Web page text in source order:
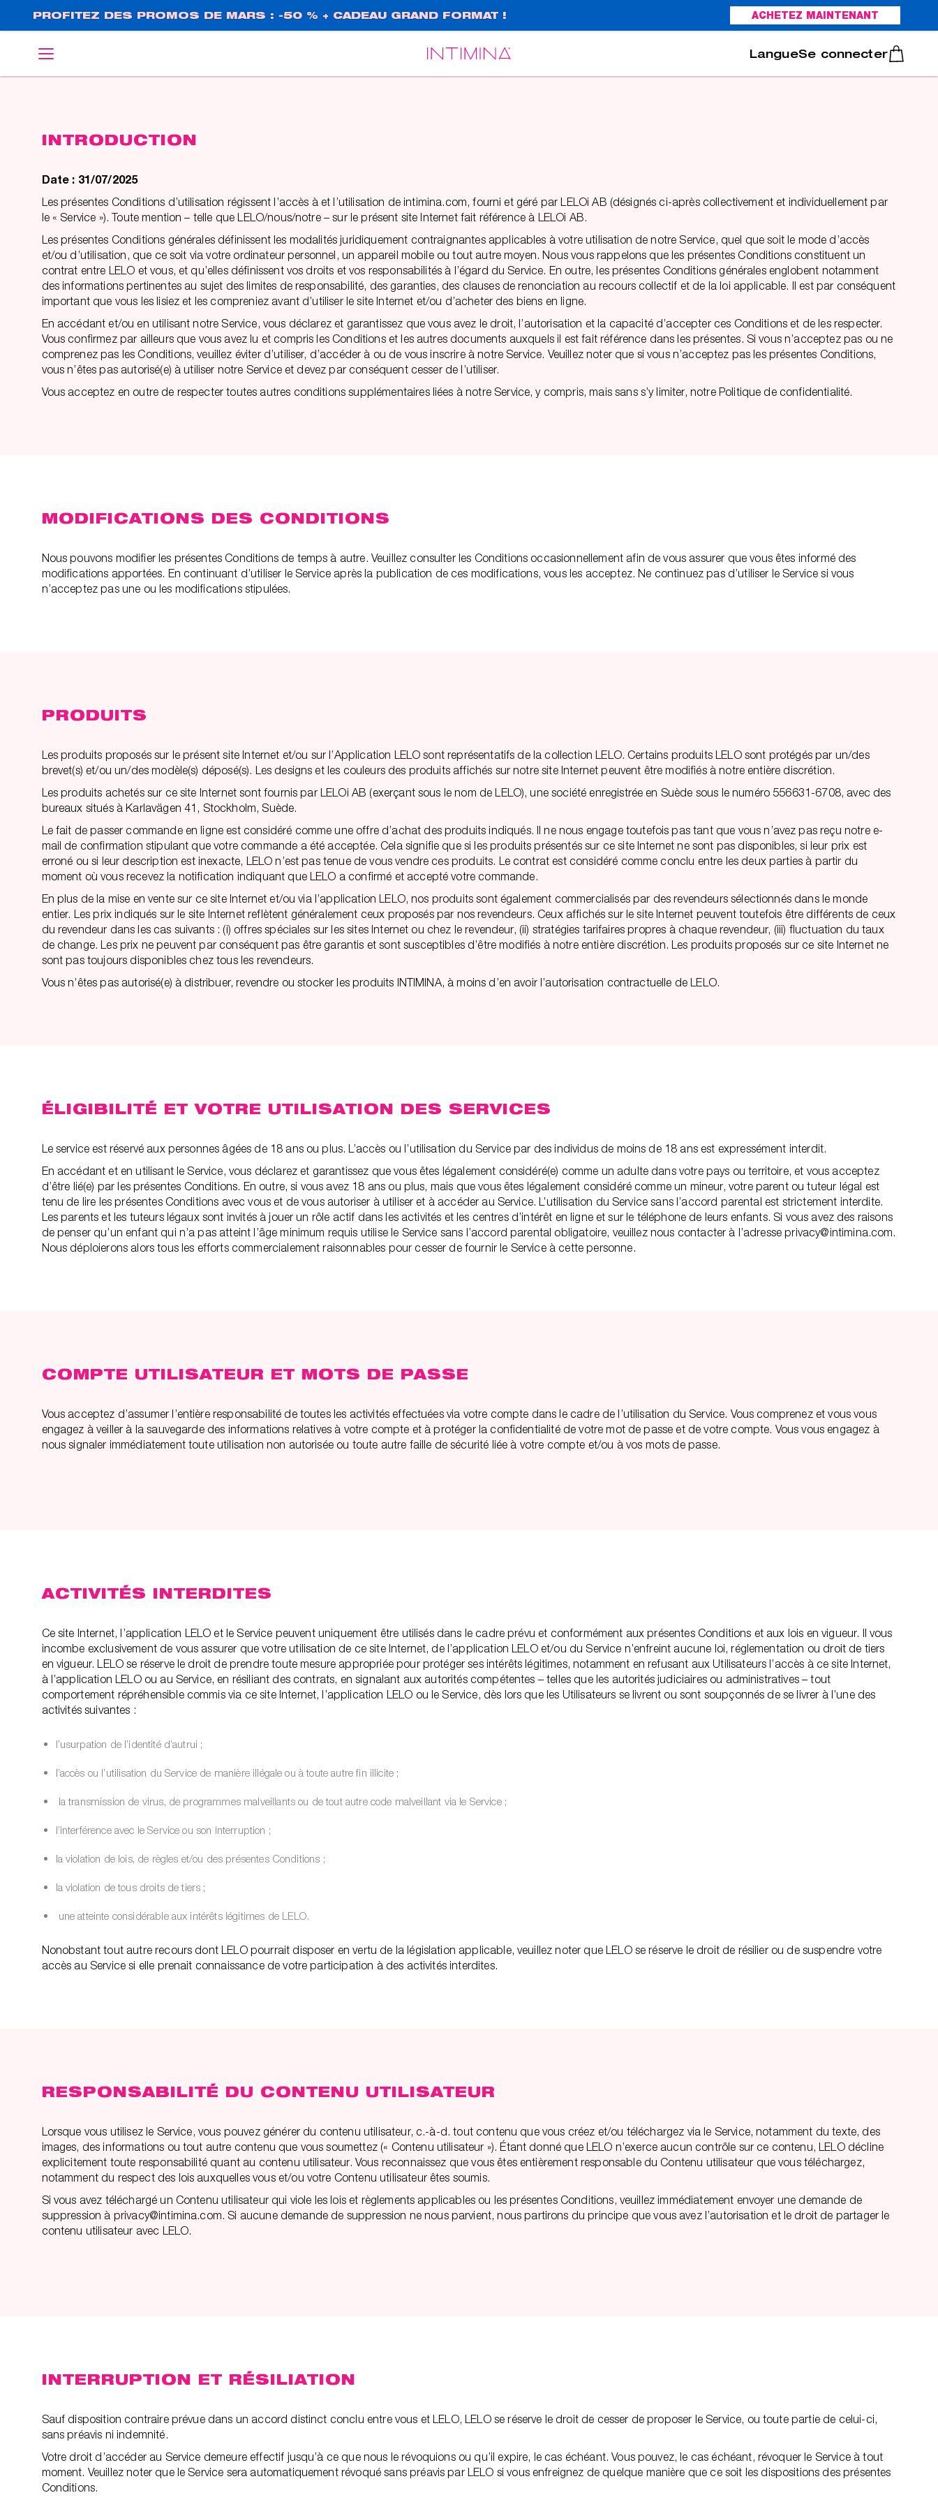
principal
PROFITEZ DES PROMOS DE MARS : -50 % + CADEAU GRAND FORMAT ! ACHETEZ MAINTENANT
English Português
Se connecter
INTRODUCTION
Date : 31/07/2025
Les présentes Conditions d’utilisation régissent l’accès à et l’utilisation de intimina.com, fourni et géré par LELOi AB (désignés ci-après collectivement et individuellement par
le « Service »). Toute mention – telle que LELO/nous/notre – sur le présent site Internet fait référence à LELOi AB.
Les présentes Conditions générales définissent les modalités juridiquement contraignantes applicables à votre utilisation de notre Service, quel que soit le mode d’accès
et/ou d’utilisation, que ce soit via votre ordinateur personnel, un appareil mobile ou tout autre moyen. Nous vous rappelons que les présentes Conditions constituent un
contrat entre LELO et vous, et qu’elles définissent vos droits et vos responsabilités à l’égard du Service. En outre, les présentes Conditions générales englobent notamment
des informations pertinentes au sujet des limites de responsabilité, des garanties, des clauses de renonciation au recours collectif et de la loi applicable. Il est par conséquent
important que vous les lisiez et les compreniez avant d’utiliser le site Internet et/ou d’acheter des biens en ligne.
En accédant et/ou en utilisant notre Service, vous déclarez et garantissez que vous avez le droit, l’autorisation et la capacité d’accepter ces Conditions et de les respecter.
Vous confirmez par ailleurs que vous avez lu et compris les Conditions et les autres documents auxquels il est fait référence dans les présentes. Si vous n’acceptez pas ou ne
comprenez pas les Conditions, veuillez éviter d’utiliser, d’accéder à ou de vous inscrire à notre Service. Veuillez noter que si vous n’acceptez pas les présentes Conditions,
vous n’êtes pas autorisé(e) à utiliser notre Service et devez par conséquent cesser de l’utiliser.
Vous acceptez en outre de respecter toutes autres conditions supplémentaires liées à notre Service, y compris, mais sans s’y limiter, notre Politique de confidentialité.
MODIFICATIONS DES CONDITIONS
Nous pouvons modifier les présentes Conditions de temps à autre. Veuillez consulter les Conditions occasionnellement afin de vous assurer que vous êtes informé des
modifications apportées. En continuant d’utiliser le Service après la publication de ces modifications, vous les acceptez. Ne continuez pas d’utiliser le Service si vous
n’acceptez pas une ou les modifications stipulées.
PRODUITS
Les produits proposés sur le présent site Internet et/ou sur l’Application LELO sont représentatifs de la collection LELO. Certains produits LELO sont protégés par un/des
brevet(s) et/ou un/des modèle(s) déposé(s). Les designs et les couleurs des produits affichés sur notre site Internet peuvent être modifiés à notre entière discrétion.
Les produits achetés sur ce site Internet sont fournis par LELOi AB (exerçant sous le nom de LELO), une société enregistrée en Suède sous le numéro 556631-6708, avec des
bureaux situés à Karlavägen 41, Stockholm, Suède.
Le fait de passer commande en ligne est considéré comme une offre d’achat des produits indiqués. Il ne nous engage toutefois pas tant que vous n’avez pas reçu notre e-
mail de confirmation stipulant que votre commande a été acceptée. Cela signifie que si les produits présentés sur ce site Internet ne sont pas disponibles, si leur prix est
erroné ou si leur description est inexacte, LELO n’est pas tenue de vous vendre ces produits. Le contrat est considéré comme conclu entre les deux parties à partir du
moment où vous recevez la notification indiquant que LELO a confirmé et accepté votre commande.
En plus de la mise en vente sur ce site Internet et/ou via l’application LELO, nos produits sont également commercialisés par des revendeurs sélectionnés dans le monde
entier. Les prix indiqués sur le site Internet reflètent généralement ceux proposés par nos revendeurs. Ceux affichés sur le site Internet peuvent toutefois être différents de ceux
du revendeur dans les cas suivants : (i) offres spéciales sur les sites Internet ou chez le revendeur, (ii) stratégies tarifaires propres à chaque revendeur, (iii) fluctuation du taux
de change. Les prix ne peuvent par conséquent pas être garantis et sont susceptibles d’être modifiés à notre entière discrétion. Les produits proposés sur ce site Internet ne
sont pas toujours disponibles chez tous les revendeurs.
Vous n’êtes pas autorisé(e) à distribuer, revendre ou stocker les produits INTIMINA, à moins d’en avoir l’autorisation contractuelle de LELO.
ÉLIGIBILITÉ ET VOTRE UTILISATION DES SERVICES
Le service est réservé aux personnes âgées de 18 ans ou plus. L’accès ou l’utilisation du Service par des individus de moins de 18 ans est expressément interdit.
En accédant et en utilisant le Service, vous déclarez et garantissez que vous êtes légalement considéré(e) comme un adulte dans votre pays ou territoire, et vous acceptez
d’être lié(e) par les présentes Conditions. En outre, si vous avez 18 ans ou plus, mais que vous êtes légalement considéré comme un mineur, votre parent ou tuteur légal est
tenu de lire les présentes Conditions avec vous et de vous autoriser à utiliser et à accéder au Service. L’utilisation du Service sans l’accord parental est strictement interdite.
Les parents et les tuteurs légaux sont invités à jouer un rôle actif dans les activités et les centres d’intérêt en ligne et sur le téléphone de leurs enfants. Si vous avez des raisons
de penser qu’un enfant qui n’a pas atteint l’âge minimum requis utilise le Service sans l’accord parental obligatoire, veuillez nous contacter à l’adresse privacy@intimina.com.
Nous déploierons alors tous les efforts commercialement raisonnables pour cesser de fournir le Service à cette personne.
COMPTE UTILISATEUR ET MOTS DE PASSE
Vous acceptez d’assumer l’entière responsabilité de toutes les activités effectuées via votre compte dans le cadre de l’utilisation du Service. Vous comprenez et vous vous
engagez à veiller à la sauvegarde des informations relatives à votre compte et à protéger la confidentialité de votre mot de passe et de votre compte. Vous vous engagez à
nous signaler immédiatement toute utilisation non autorisée ou toute autre faille de sécurité liée à votre compte et/ou à vos mots de passe.
ACTIVITÉS INTERDITES
Ce site Internet, l’application LELO et le Service peuvent uniquement être utilisés dans le cadre prévu et conformément aux présentes Conditions et aux lois en vigueur. Il vous
incombe exclusivement de vous assurer que votre utilisation de ce site Internet, de l’application LELO et/ou du Service n’enfreint aucune loi, réglementation ou droit de tiers
en vigueur. LELO se réserve le droit de prendre toute mesure appropriée pour protéger ses intérêts légitimes, notamment en refusant aux Utilisateurs l’accès à ce site Internet,
à l’application LELO ou au Service, en résiliant des contrats, en signalant aux autorités compétentes – telles que les autorités judiciaires ou administratives – tout
comportement répréhensible commis via ce site Internet, l’application LELO ou le Service, dès lors que les Utilisateurs se livrent ou sont soupçonnés de se livrer à l’une des
activités suivantes :
l’usurpation de l’identité d’autrui ;
l’accès ou l’utilisation du Service de manière illégale ou à toute autre fin illicite ;
la transmission de virus, de programmes malveillants ou de tout autre code malveillant via le Service ;
l’interférence avec le Service ou son interruption ;
la violation de lois, de règles et/ou des présentes Conditions ;
la violation de tous droits de tiers ;
une atteinte considérable aux intérêts légitimes de LELO.
Nonobstant tout autre recours dont LELO pourrait disposer en vertu de la législation applicable, veuillez noter que LELO se réserve le droit de résilier ou de suspendre votre
accès au Service si elle prenait connaissance de votre participation à des activités interdites.
RESPONSABILITÉ DU CONTENU UTILISATEUR
Lorsque vous utilisez le Service, vous pouvez générer du contenu utilisateur, c.-à-d. tout contenu que vous créez et/ou téléchargez via le Service, notamment du texte, des
images, des informations ou tout autre contenu que vous soumettez (« Contenu utilisateur »). Étant donné que LELO n’exerce aucun contrôle sur ce contenu, LELO décline
explicitement toute responsabilité quant au contenu utilisateur. Vous reconnaissez que vous êtes entièrement responsable du Contenu utilisateur que vous téléchargez,
notamment du respect des lois auxquelles vous et/ou votre Contenu utilisateur êtes soumis.
Si vous avez téléchargé un Contenu utilisateur qui viole les lois et règlements applicables ou les présentes Conditions, veuillez immédiatement envoyer une demande de
suppression à privacy@intimina.com. Si aucune demande de suppression ne nous parvient, nous partirons du principe que vous avez l’autorisation et le droit de partager le
contenu utilisateur avec LELO.
INTERRUPTION ET RÉSILIATION
Sauf disposition contraire prévue dans un accord distinct conclu entre vous et LELO, LELO se réserve le droit de cesser de proposer le Service, ou toute partie de celui-ci,
sans préavis ni indemnité.
Votre droit d’accéder au Service demeure effectif jusqu’à ce que nous le révoquions ou qu’il expire, le cas échéant. Vous pouvez, le cas échéant, révoquer le Service à tout
moment. Veuillez noter que le Service sera automatiquement révoqué sans préavis par LELO si vous enfreignez de quelque manière que ce soit les dispositions des présentes
Conditions.